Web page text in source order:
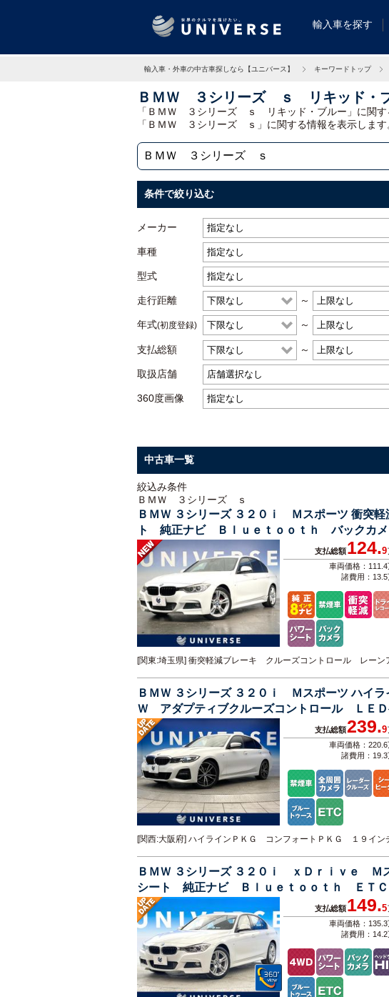
輸入車を探す
輸入車・外車の中古車探しなら【ユニバース】 キーワードトップ
ＢＭＷ ３シリーズ ｓ リキッド・
「ＢＭＷ ３シリーズ ｓ リキッド・ブルー」に関す
「ＢＭＷ ３シリーズ ｓ」に関する情報を表示します
条件で絞り込む
メーカー
車種
型式
走行距離 ～
年式(初度登録) ～
支払総額 ～
取扱店舗
360度画像
中古車一覧
絞込み条件
ＢＭＷ ３シリーズ ｓ
ＢＭＷ ３シリーズ ３２０ｉ Ｍスポーツ 衝突
ト 純正ナビ Ｂｌｕｅｔｏｏｔｈ バックカ
ッドライト オートライト
支払総額124.9
車両価格：111.4
諸費用：13.5
[関東:埼玉県] 衝突軽減ブレーキ クルーズコントロール レー
ＢＭＷ ３シリーズ ３２０ｉ Ｍスポーツ ハイ
Ｗ アダプティブクルーズコントロール ＬＥ
再生 ＥＴＣ 禁煙車
支払総額239.9
車両価格：220.6
諸費用：19.3
[関西:大阪府] ハイラインＰＫＧ コンフォートＰＫＧ １９イ
ＢＭＷ ３シリーズ ３２０ｉ ｘＤｒｉｖｅ Ｍ
シート 純正ナビ Ｂｌｕｅｔｏｏｔｈ ＥＴ
ール 禁煙車 純正１８インチＡＷ支払総額149.5
車両価格：135.3
諸費用：14.2